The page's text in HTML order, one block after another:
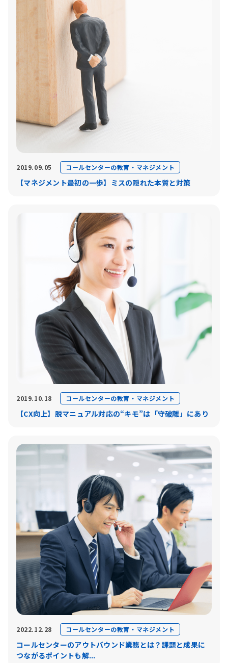
2019.09.05 コールセンターの教育・マネジメント
【マネジメント最初の一歩】ミスの隠れた本質と対策
2019.10.18 コールセンターの教育・マネジメント
【CX向上】脱マニュアル対応の“キモ”は「守破離」にあり
2022.12.28 コールセンターの教育・マネジメント
コールセンターのアウトバウンド業務とは？課題と成果に
つながるポイントも解...